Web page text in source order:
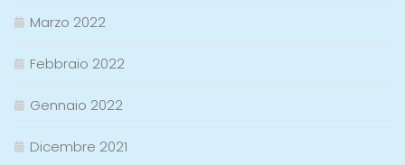
Marzo 2022
Febbraio 2022
Gennaio 2022
Dicembre 2021